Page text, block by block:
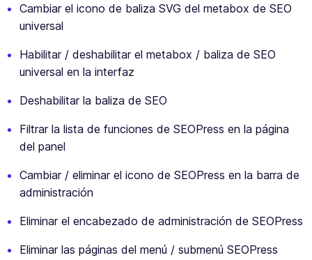
Cambiar el icono de baliza SVG del metabox de SEO
universal
Habilitar / deshabilitar el metabox / baliza de SEO
universal en la interfaz
Deshabilitar la baliza de SEO
Filtrar la lista de funciones de SEOPress en la página
del panel
Cambiar / eliminar el icono de SEOPress en la barra de
administración
Eliminar el encabezado de administración de SEOPress
Eliminar las páginas del menú / submenú SEOPress